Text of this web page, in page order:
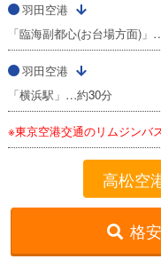
羽田空港
「臨海副都心(お台場方面)
羽田空港
「横浜駅」…約30分
※東京空港交通のリムジンバ
高松空
格